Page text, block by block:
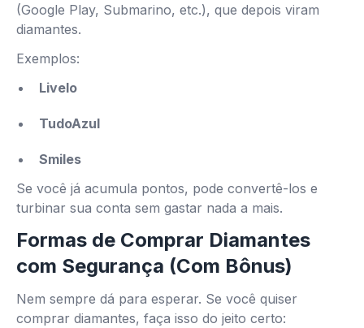
(Google Play, Submarino, etc.), que depois viram
diamantes.
Exemplos:
Livelo
TudoAzul
Smiles
Se você já acumula pontos, pode convertê-los e
turbinar sua conta sem gastar nada a mais.
Formas de Comprar Diamantes
com Segurança (Com Bônus)
Nem sempre dá para esperar. Se você quiser
comprar diamantes, faça isso do jeito certo: